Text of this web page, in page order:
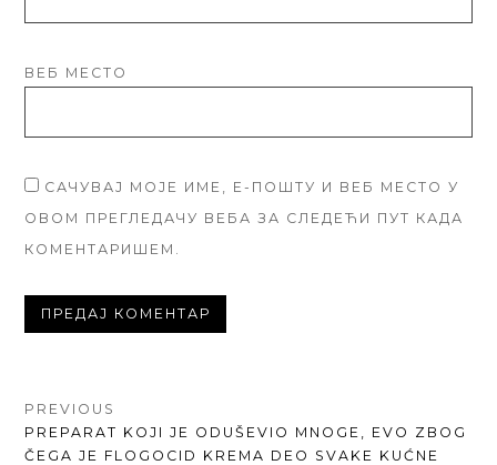
ВЕБ МЕСТО
САЧУВАЈ МОЈЕ ИМЕ, Е-ПОШТУ И ВЕБ МЕСТО У
ОВОМ ПРЕГЛЕДАЧУ ВЕБА ЗА СЛЕДЕЋИ ПУТ КАДА
КОМЕНТАРИШЕМ.
КРЕТАЊЕ
ЧЛАНКА
PREVIOUS
PREVIOUS
POST:
PREPARAT KOJI JE ODUŠEVIO MNOGE, EVO ZBOG
ČEGA JE FLOGOCID KREMA DEO SVAKE KUĆNE